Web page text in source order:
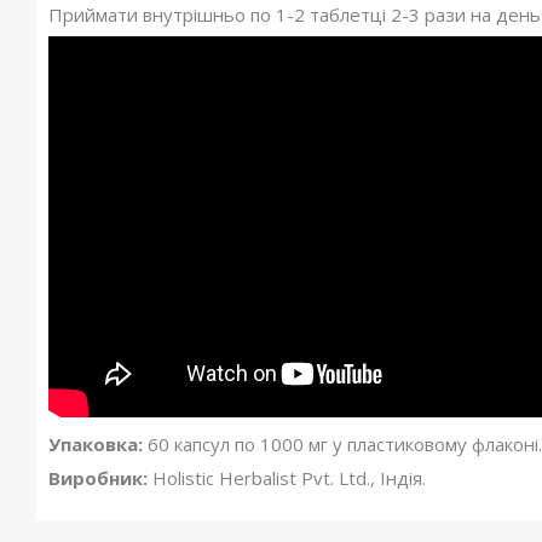
Приймати внутрішньо по 1-2 таблетці 2-3 рази на день
Упаковка: 60 капсул по 1000 мг у пластиковому флаконі.
Виробник: Holistic Herbalist Pvt. Ltd., Індія.